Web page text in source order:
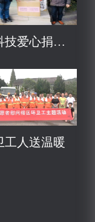
长阳科技爱心捐赠70套洁净服
工人送温暖